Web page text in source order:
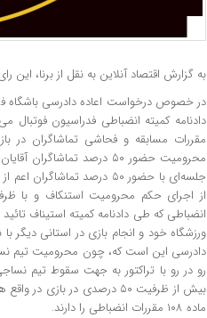
به گزارش اقتصاد آنلاین به نقل از برنا،
در خصوص درخواست اعاده دادرسی باشگاه
دادنامه کمیته انضباطی فدراسیون فوتبال
مقررات مسابقه و فحاشی تماشاگران در
محرومیت حضور ۵۰ درصد
جلسه‌ای با حضور ۵۰ درصد
از اجرای حکم محرومیت استنکاف و با
انضباطی که طی دادنامه کمیته استیناف
ورزشگاه خود و انجام بازی در استانی دیگر
دادرسی این است که، چون محرومیت تیم
رو در رو با تراکتور به جهت سقوط تیم
ماده ۱۰۸ مقررات انضباطی را دارند.